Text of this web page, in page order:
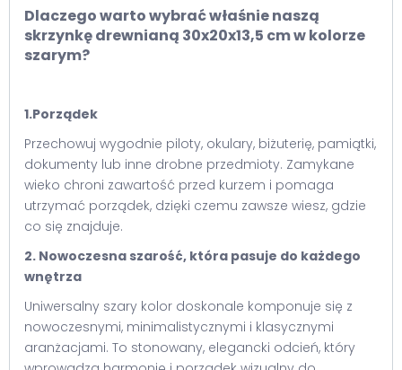
Dlaczego warto wybrać właśnie naszą
skrzynkę drewnianą 30x20x13,5 cm w kolorze
szarym?
1.Porządek
Przechowuj wygodnie piloty, okulary, biżuterię, pamiątki,
dokumenty lub inne drobne przedmioty. Zamykane
wieko chroni zawartość przed kurzem i pomaga
utrzymać porządek, dzięki czemu zawsze wiesz, gdzie
co się znajduje.
2. Nowoczesna szarość, która pasuje do każdego
wnętrza
Uniwersalny szary kolor doskonale komponuje się z
nowoczesnymi, minimalistycznymi i klasycznymi
aranżacjami. To stonowany, elegancki odcień, który